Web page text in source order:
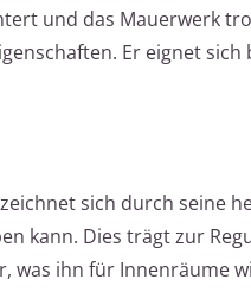
und das Mauerwerk
Er eignet
sich durch seine
kann. Dies trägt zur
was ihn für Innenräume